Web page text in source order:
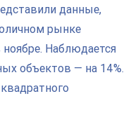
данные,
рынке
Наблюдается
объектов — на 14%.